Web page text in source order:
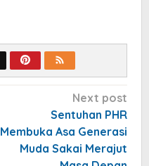
Next post
Sentuhan PHR
Membuka Asa Generasi
Muda Sakai Merajut